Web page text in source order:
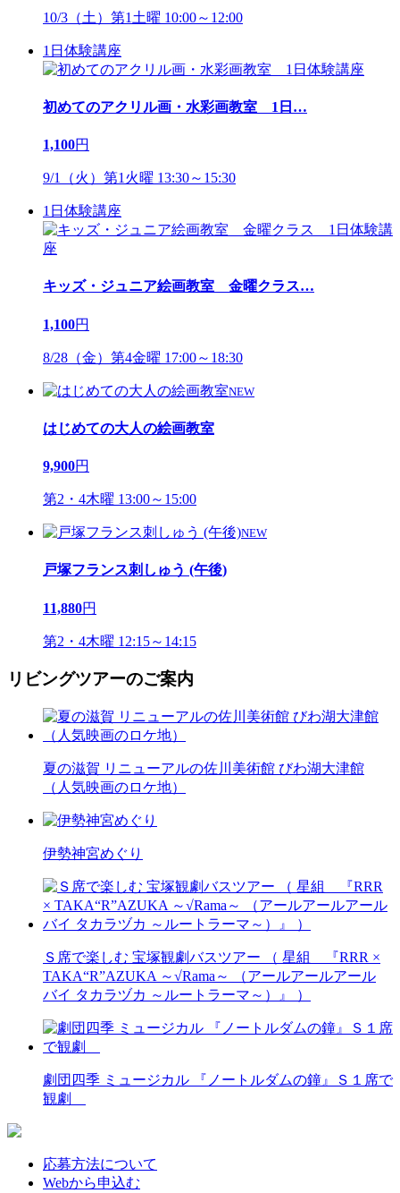
10/3（土）第1土曜 10:00～12:00
1日体験講座
初めてのアクリル画・水彩画教室 1日 …
1,100円
9/1（火）第1火曜 13:30～15:30
1日体験講座
キッズ・ジュニア絵画教室 金曜クラス…
1,100円
8/28（金）第4金曜 17:00～18:30
NEW
はじめての大人の絵画教室
9,900円
第2・4木曜 13:00～15:00
NEW
戸塚フランス刺しゅう (午後)
11,880円
第2・4木曜 12:15～14:15
リビングツアーのご案内
夏の滋賀 リニューアルの佐川美術館 びわ湖大津館
（人気映画のロケ地）
伊勢神宮めぐり
Ｓ席で楽しむ 宝塚観劇バスツアー （ 星組 『RRR ×
TAKA“R”AZUKA ～√Rama～ （アールアールアール
バイ タカラヅカ ～ルートラーマ～）』 ）
劇団四季 ミュージカル 『ノートルダムの鐘』Ｓ１席で
観劇
応募方法について
Webから申込む